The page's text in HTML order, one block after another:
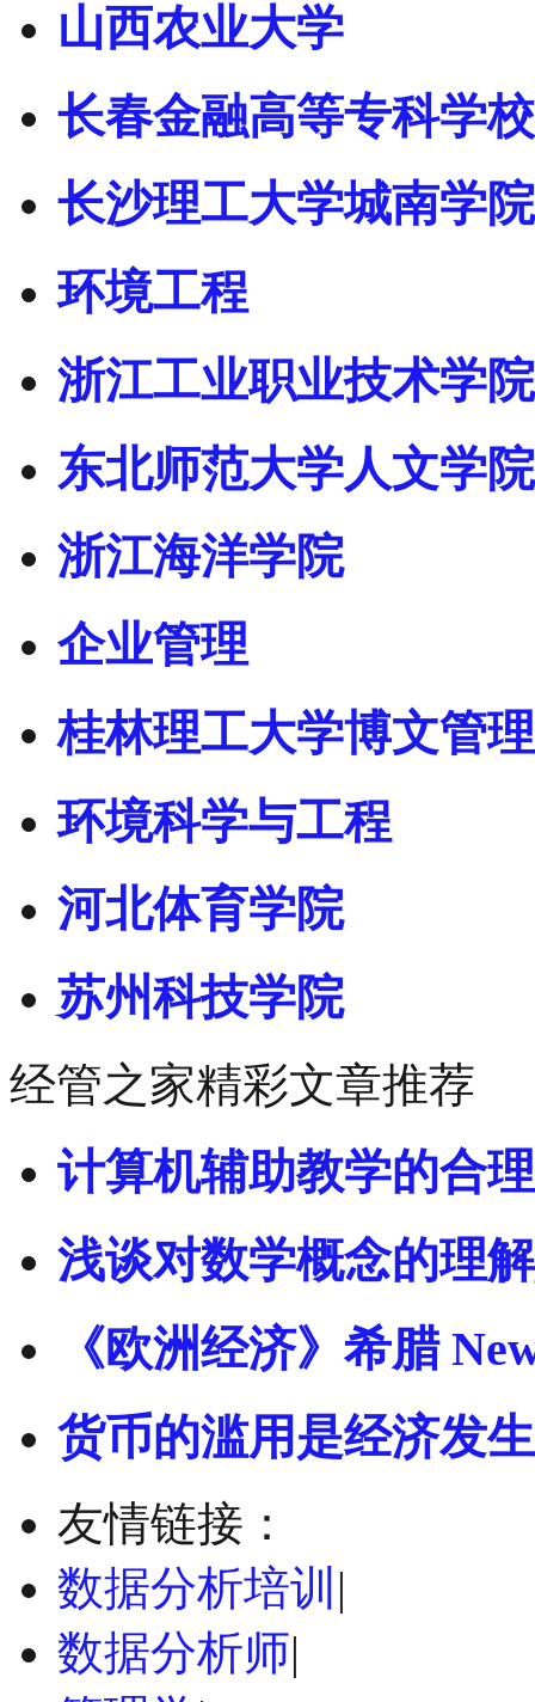
山西农业大学
长春金融高等专科学校
长沙理工大学城南学院
环境工程
浙江工业职业技术学院
东北师范大学人文学院
浙江海洋学院
企业管理
桂林理工大学博文管
环境科学与工程
河北体育学院
苏州科技学院
经管之家精彩文章推荐
计算机辅助教学的合
浅谈对数学概念的理
《欧洲经济》希腊
货币的滥用是经济发
友情链接：
数据分析培训 |
数据分析师|